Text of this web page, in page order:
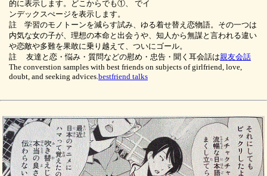
的に表示します。どこからでも①、
でイ
ンデックスぺージを表示します。
註 学習のモノトーンを減らす試み、ゆる着せ替え恋物語。その一つは
内気な女の子が、理想の本命と出会うや、知人から無謀と言われる違い
や恋敵や多難を果敢に乗り越えて、ついにゴール。
註 友達と恋・悩み・質問などの慰め・忠告・聞く耳会話は親友会話
The converstion samples with best friends on subjects of girlfriend, love,
doubt, and seeking advices.bestfriend talks